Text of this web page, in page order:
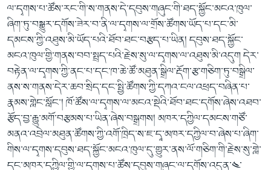
ལ་དྭགས་པ་ཚོས་རང་གི་ས་གནས་དེ་དབུས་གཞུང་གི་ཐད་སྐྱོང་མངའ་ཁུལ་
ཞིག་ཏུ་བསྒྱུར་དགོས་ཟེར་བ་ནི་ལ་དྭགས་ལ་གྲོས་ཚོགས་ཡོད་པ་དང་མི་
དམངས་ཀྱི་འཐུས་མི་ཡོད་པའི་ཐོབ་ཐང་བརྩད་པ་ཡིན། དབུས་ཐད་སྐྱོང་
མངའ་ཁུལ་གྱི་གནས་བབ་སྤྲད་པའི་རྗེས་སུ་ལ་དྭགས་ལ་འཐུས་མི་འདུག དེར་
བརྟེན་ལ་དྭགས་ཀྱི་ནང་པ་དང་ཁ་ཆེ་ཚོ་མཐུན་སྒྲིལ་རྡོག་རྩ་གཅིག་ཏུ་བསྒྲིལ་
ནས་ས་གནས་དེར་ཆབ་སྲིད་དང་སྤྱི་ཚོགས་ཀྱི་དཀའ་ངལ་འཕྲད་བཞིན་པ་
རྣམས་གླེང་སློང་། ཁོ་ཚོས་ལ་དྭགས་ལ་མངའ་སྡེའི་ཐོབ་ཐང་དགོས་ཞེས་འཐབ་
རྩོད་བྱ་རྒྱུ་མགོ་བརྩམས་པ་ཡིན་ཞེས་བསྒྲགས། མཁར་དཀྱིལ་དམངས་གཙོ་
མནའ་འབྲེལ་མཐུན་ཚོགས་ཀྱི་འགོ་ཁྲིད་ས་ཇ་དཱ་མཁར་དཀྱིལ་བ་ཞེས་པ་ཞིག་
གིས་ལ་དྭགས་དབུས་ཐད་སྐྱོང་མངའ་ཁུལ་དུ་གྱུར་ནས་ལོ་གཅིག་གི་རྗེས་སུ་གླེ་
དང་མཁར་དཀྱིལ་གྱི་ལ་དྭགས་པ་ཚོས་དབུས་གཞུང་ལ་དགོས་འདུན་༤་